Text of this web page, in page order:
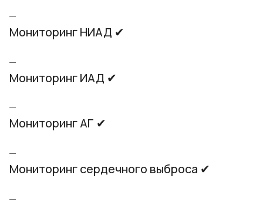
Мониторинг НИАД ✔
Мониторинг ИАД ✔
Мониторинг АГ ✔
Мониторинг сердечного выброса ✔